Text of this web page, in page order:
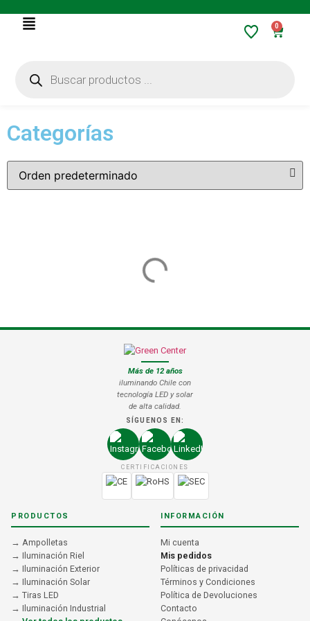
0
Categorías
Más de 12 años
iluminando Chile con
tecnología LED y solar
de alta calidad.
SÍGUENOS EN:
CERTIFICACIONES
PRODUCTOS
→ Ampolletas
→ Iluminación Riel
→ Iluminación Exterior
→ Iluminación Solar
→ Tiras LED
→ Iluminación Industrial
INFORMACIÓN
Mi cuenta
Mis pedidos
Políticas de privacidad
Términos y Condiciones
Política de Devoluciones
Contacto